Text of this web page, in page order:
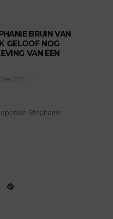
BRUIN VAN
GELOOF NOG
VAN EEN
mei 2017
Stephanie